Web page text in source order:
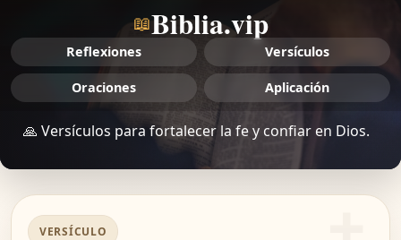
📖Biblia.vip
Reflexiones Versículos
Oraciones Aplicación
🙏 Versículos para fortalecer la fe y confiar en Dios.
VERSÍCULO